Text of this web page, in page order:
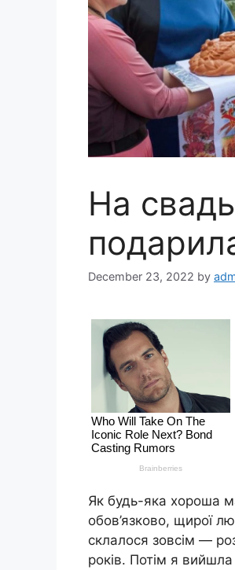
На
December 23, 2022 by
Як будь-яка хороша
обов’язково, щирої
склалося зовсім —
років. Потім я